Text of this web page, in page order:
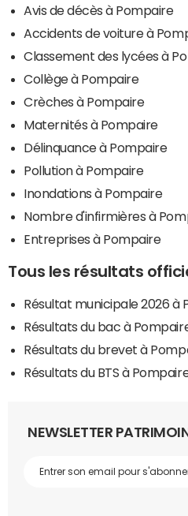
Avis de décès à Pompaire
Accidents de voiture à
Classement des lycées à
Collège à Pompaire
Crèches à Pompaire
Maternités à Pompaire
Délinquance à Pompaire
Pollution à Pompaire
Inondations à Pompaire
Nombre d'infirmières à
Entreprises à Pompaire
Tous les résultats
Résultat municipale 2026 à
Résultats du bac à
Résultats du brevet à
Résultats du BTS à
NEWSLETTER